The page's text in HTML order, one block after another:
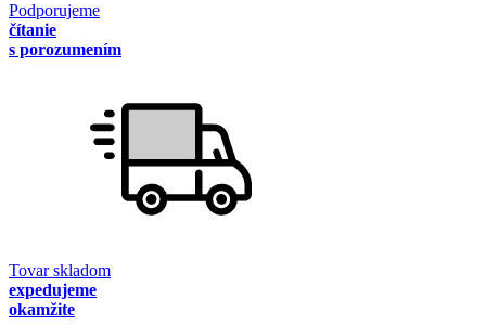
Podporujeme
čítanie
s porozumením
Tovar skladom
expedujeme
okamžite